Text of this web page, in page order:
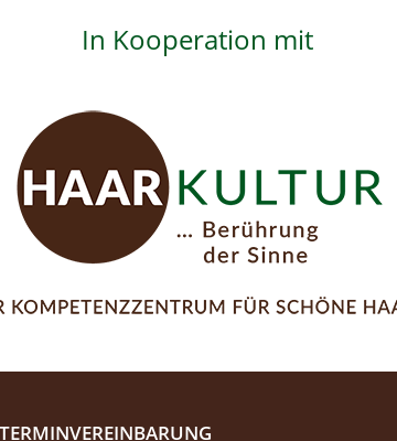
In Kooperation mit
TERMINVEREINBARUNG